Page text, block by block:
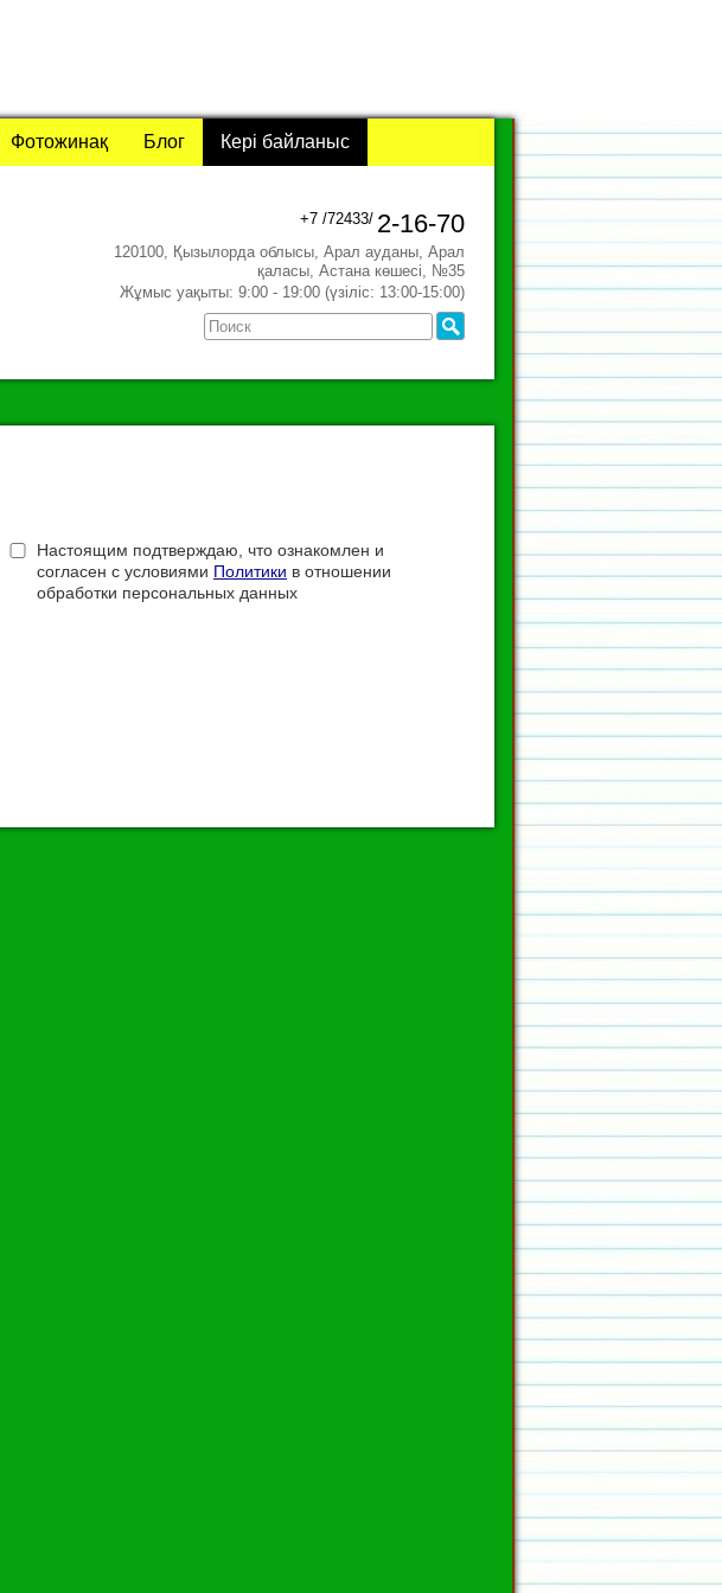
Фотожинақ Блог Кері байланыс
+7 /72433/ 2-16-70
120100, Қызылорда облысы, Арал ауданы, Арал
қаласы, Астана көшесі, №35
Жұмыс уақыты: 9:00 - 19:00 (үзіліс: 13:00-15:00)
Настоящим подтверждаю, что ознакомлен и
согласен с условиями Политики в отношении
обработки персональных данных